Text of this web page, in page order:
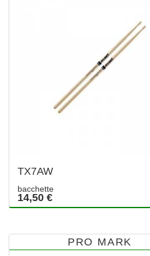
TX7AW
bacchette
14,50 €
PRO MARK